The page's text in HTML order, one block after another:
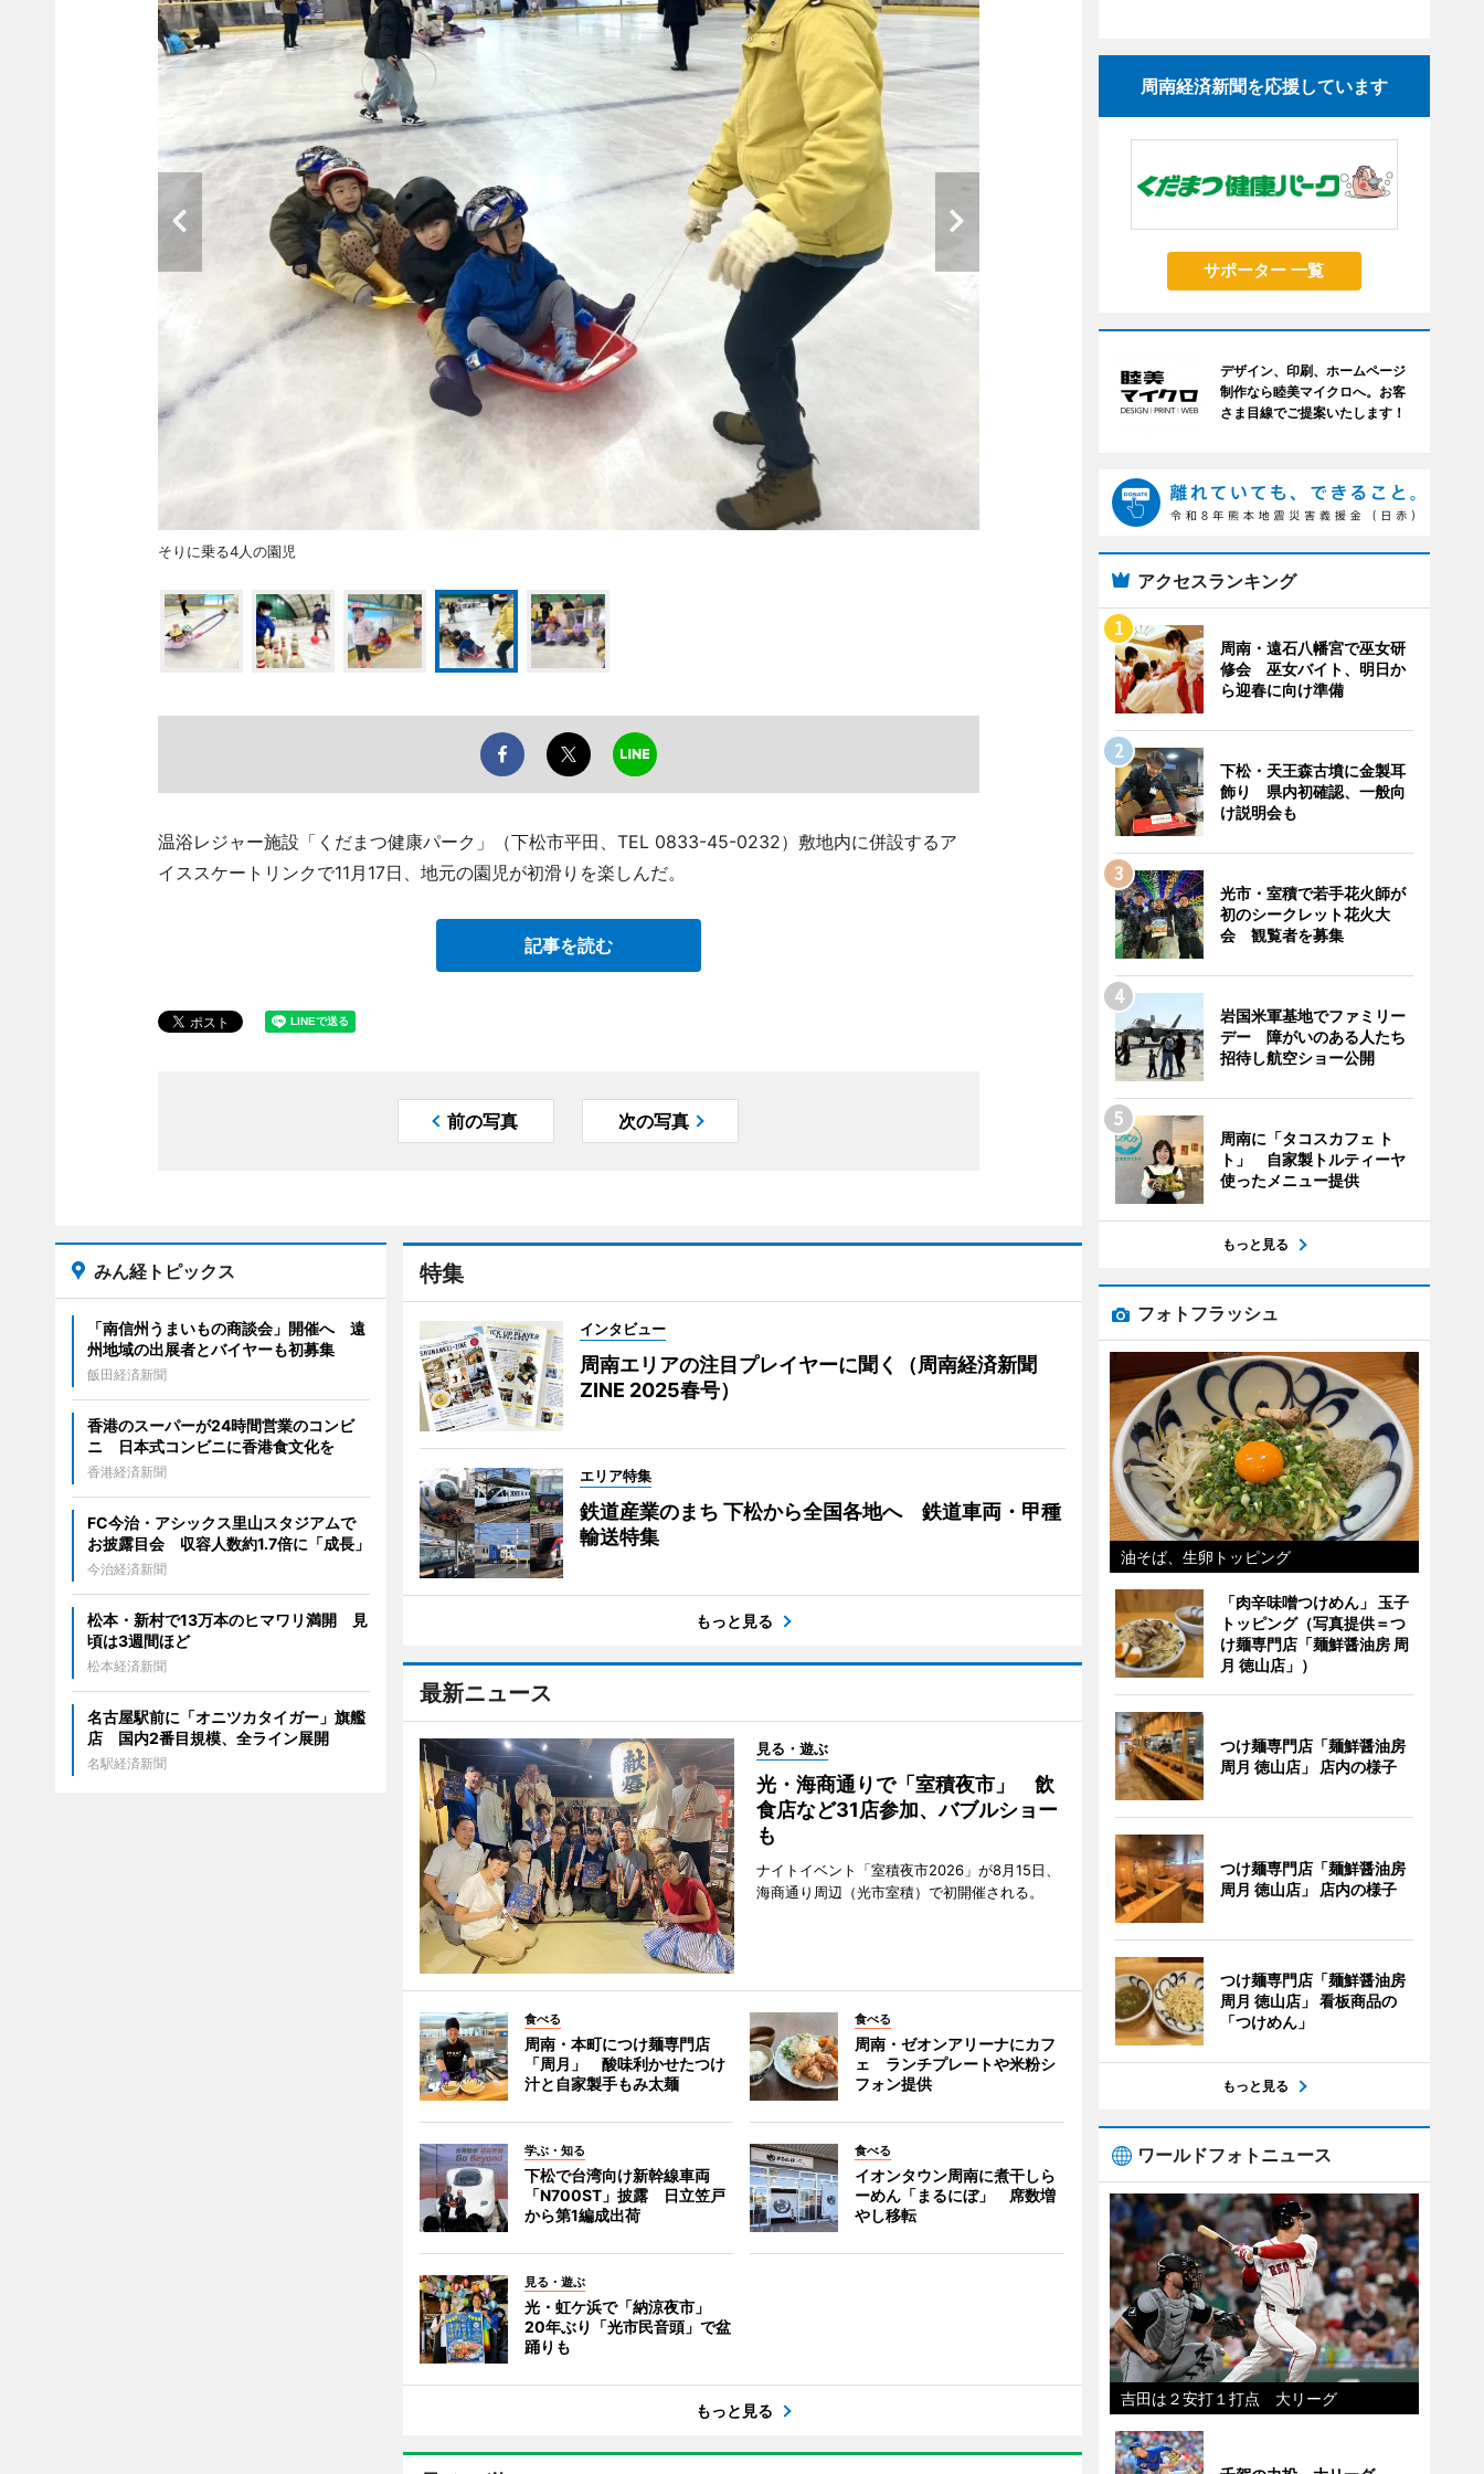
そりに乗る4人の園児
温浴レジャー施設「くだまつ健康パーク」（下松市平田、TEL 0833-45-0232）敷地内に併設するア
イススケートリンクで11月17日、地元の園児が初滑りを楽しんだ。
記事を読む
前の写真 次の写真
特集
インタビュー
周南エリアの注目プレイヤーに聞く（周南経済新聞
ZINE 2025春号）
エリア特集
鉄道産業のまち 下松から全国各地へ 鉄道車両・甲種
輸送特集
もっと見る
最新ニュース
見る・遊ぶ
光・海商通りで「室積夜市」 飲
食店など31店参加、バブルショー
も
ナイトイベント「室積夜市2026」が8月15日、
海商通り周辺（光市室積）で初開催される。
食べる
周南・本町につけ麺専門店
「周月」 酸味利かせたつけ
汁と自家製手もみ太麺
食べる
周南・ゼオンアリーナにカフ
ェ ランチプレートや米粉シ
フォン提供
学ぶ・知る
下松で台湾向け新幹線車両
「N700ST」披露 日立笠戸
から第1編成出荷
食べる
イオンタウン周南に煮干しら
ーめん「まるにぼ」 席数増
やし移転
見る・遊ぶ
光・虹ケ浜で「納涼夜市」
20年ぶり「光市民音頭」で盆
踊りも
もっと見る
みん経トピックス
「南信州うまいもの商談会」開催へ 遠
州地域の出展者とバイヤーも初募集
飯田経済新聞
香港のスーパーが24時間営業のコンビ
ニ 日本式コンビニに香港食文化を
香港経済新聞
FC今治・アシックス里山スタジアムで
お披露目会 収容人数約1.7倍に「成長」
今治経済新聞
松本・新村で13万本のヒマワリ満開 見
頃は3週間ほど
松本経済新聞
名古屋駅前に「オニツカタイガー」旗艦
店 国内2番目規模、全ライン展開
名駅経済新聞
周南経済新聞を応援しています
サポーター 一覧
デザイン、印刷、ホームページ
制作なら睦美マイクロへ。お客
さま目線でご提案いたします！
アクセスランキング
周南・遠石八幡宮で巫女研
修会 巫女バイト、明日か
ら迎春に向け準備
下松・天王森古墳に金製耳
飾り 県内初確認、一般向
け説明会も
光市・室積で若手花火師が
初のシークレット花火大
会 観覧者を募集
岩国米軍基地でファミリー
デー 障がいのある人たち
招待し航空ショー公開
周南に「タコスカフェ ト
ト」 自家製トルティーヤ
使ったメニュー提供
もっと見る
フォトフラッシュ
油そば、生卵トッピング
「肉辛味噌つけめん」 玉子
トッピング（写真提供＝つ
け麺専門店「麺鮮醤油房 周
月 徳山店」）
つけ麺専門店「麺鮮醤油房
周月 徳山店」 店内の様子
つけ麺専門店「麺鮮醤油房
周月 徳山店」 店内の様子
つけ麺専門店「麺鮮醤油房
周月 徳山店」 看板商品の
「つけめん」
もっと見る
ワールドフォトニュース
吉田は２安打１打点 大リーグ